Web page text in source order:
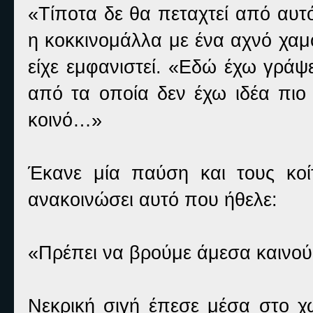
«Τίποτα δε θα πεταχτεί από
η κοκκινομάλλα με ένα αχνό
είχε εμφανιστεί. «Εδώ έχω
από τα οποία δεν έχω ιδέα
κοινό…»
Έκανε μία παύση και τους
ανακοινώσει αυτό που ήθελε:
«Πρέπει να βρούμε άμεσα
Νεκρική σιγή έπεσε μέσα στο